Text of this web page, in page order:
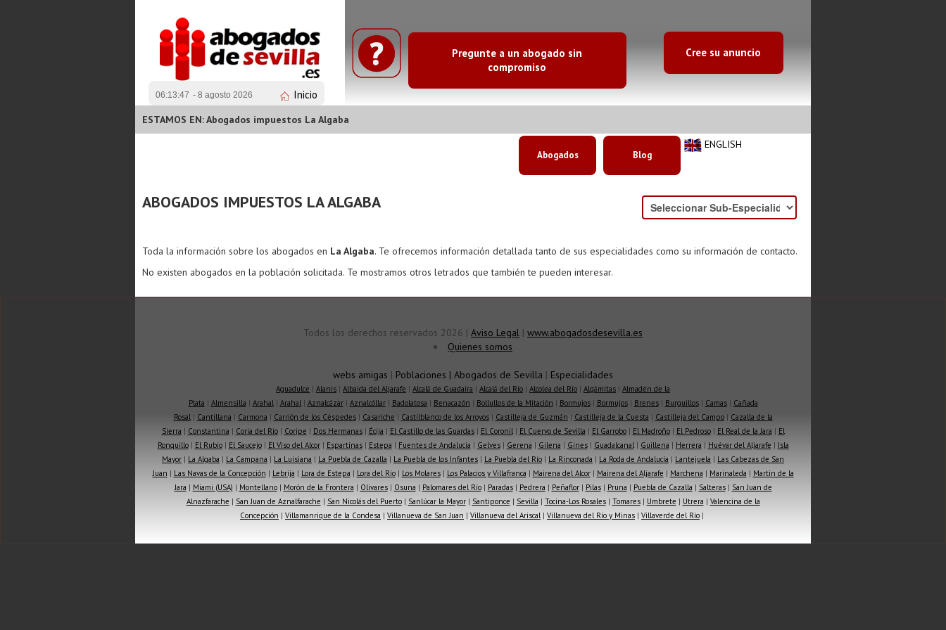
06:13:47 - 8 agosto 2026 Inicio
Pregunte a un abogado sin
compromiso
Cree su anuncio
ESTAMOS EN: Abogados impuestos La Algaba
ENGLISH
Abogados Blog
ABOGADOS IMPUESTOS LA ALGABA
Toda la información sobre los abogados en La Algaba. Te ofrecemos información detallada tanto de sus especialidades como su información de contacto.
No existen abogados en la población solicitada. Te mostramos otros letrados que también te pueden interesar.
Todos los derechos reservados 2026 | Aviso Legal | www.abogadosdesevilla.es
Quienes somos
webs amigas | Poblaciones | Abogados de Sevilla | Especialidades
Aguadulce | Alanis | Albaida del Aljarafe | Alcalá de Guadaíra | Alcalá del Río | Alcolea del Río | Algámitas | Almadén de la
Plata | Almensilla | Arahal| Arahal| Aznalcázar| Aznalcóllar| Badolatosa | Benacazón | Bollullos de la Mitación | Bormujos| Bormujos| Brenes| Burguillos| Camas| Cañada
Rosal| Cantillana | Carmona | Carrión de los Céspedes| Casariche | Castilblanco de los Arroyos| Castilleja de Guzmán | Castilleja de la Cuesta | Castilleja del Campo| Cazalla de la
Sierra | Constantina | Coria del Río| Coripe | Dos Hermanas| Écija | El Castillo de las Guardas| El Coronil| El Cuervo de Sevilla | El Garrobo| El Madroño| El Pedroso| El Real de la Jara | El
Ronquillo| El Rubio| El Saucejo| El Viso del Alcor| Espartinas| Estepa | Fuentes de Andalucía | Gelves| Gerena | Gilena | Gines| Guadalcanal| Guillena | Herrera | Huévar del Aljarafe | Isla
Mayor | La Algaba | La Campana | La Luisiana | La Puebla de Cazalla | La Puebla de los Infantes | La Puebla del Río | La Rinconada | La Roda de Andalucía | Lantejuela | Las Cabezas de San
Juan | Las Navas de la Concepción | Lebrija | Lora de Estepa | Lora del Río| Los Molares| Los Palacios y Villafranca | Mairena del Alcor| Mairena del Aljarafe | Marchena | Marinaleda | Martin de la
Jara | Miami (USA) | Montellano| Morón de la Frontera | Olivares| Osuna | Palomares del Río| Paradas| Pedrera | Peñaflor| Pilas| Pruna | Puebla de Cazalla | Salteras| San Juan de
Alnazfarache | San Juan de Aznalfarache | San Nicolás del Puerto| Sanlúcar la Mayor| Santiponce | Sevilla | Tocina-Los Rosales| Tomares| Umbrete | Utrera | Valencina de la
Concepción | Villamanrique de la Condesa | Villanueva de San Juan | Villanueva del Ariscal| Villanueva del Río y Minas | Villaverde del Río |